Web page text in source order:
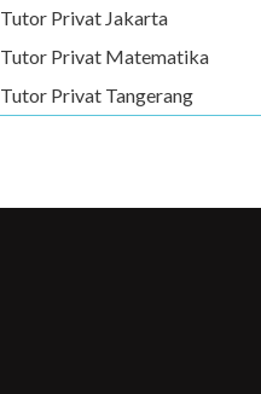
Tutor Privat Jakarta
Tutor Privat Matematika
Tutor Privat Tangerang